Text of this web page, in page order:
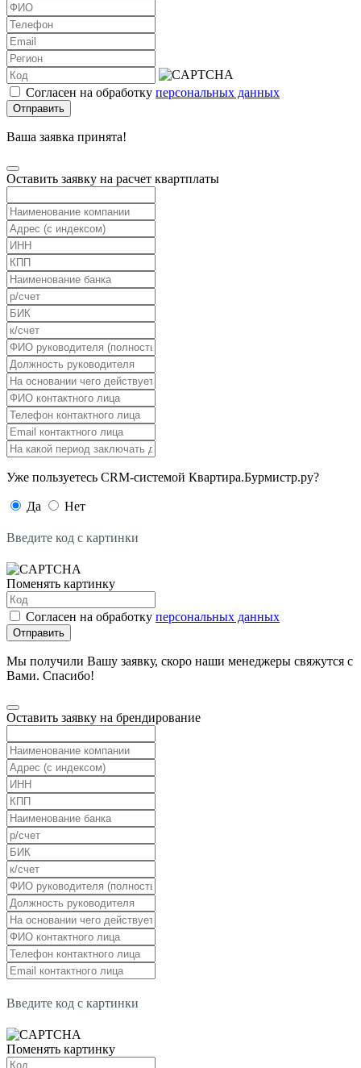
Согласен на обработку персональных данных
Отправить
Ваша заявка принята!
Оставить заявку на расчет квартплаты
Уже пользуетесь CRM-системой Квартира.Бурмистр.ру?
Да Нет
Введите код с картинки
Поменять картинку
Согласен на обработку персональных данных
Отправить
Мы получили Вашу заявку, скоро наши менеджеры свяжутся с
Вами. Спасибо!
Оставить заявку на брендирование
Введите код с картинки
Поменять картинку